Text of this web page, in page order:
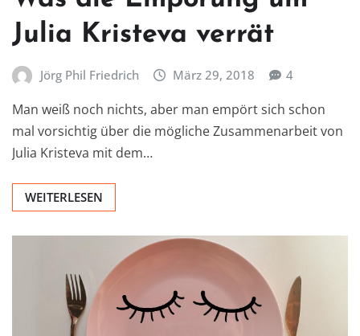
Julia Kristeva verrät
Jörg Phil Friedrich März 29, 2018 4
Man weiß noch nichts, aber man empört sich schon
mal vorsichtig über die mögliche Zusammenarbeit von
Julia Kristeva mit dem…
WEITERLESEN